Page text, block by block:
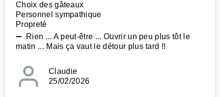
Choix des gâteaux
Personnel sympathique
Propreté
➖ Rien ... A peut-être ... Ouvrir un peu plus tôt le
matin ... Mais ça vaut le détour plus tard !!
Claudie
25/02/2026